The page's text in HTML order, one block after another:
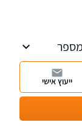
בעל מספר
הוצאה
הרע,
בלשכת
ייעוץ אישי